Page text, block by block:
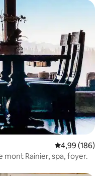
plus aimés
Note
4,99 (186)
mont Rainier, spa, foyer.